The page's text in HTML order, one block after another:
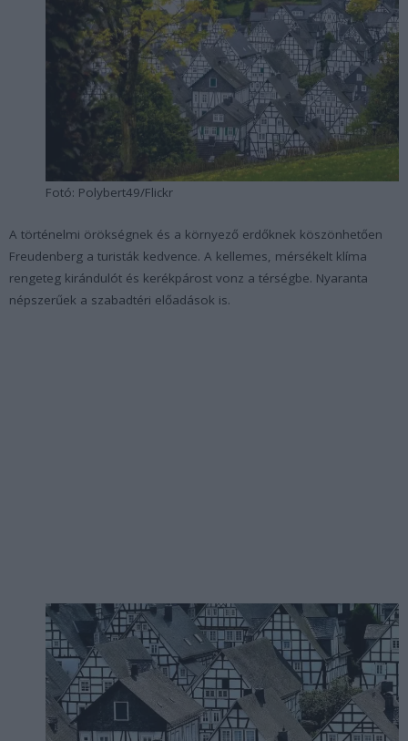
Fotó: Polybert49/Flickr
A történelmi örökségnek és a környező erdőknek köszönhetően
Freudenberg a turisták kedvence. A kellemes, mérsékelt klíma
rengeteg kirándulót és kerékpárost vonz a térségbe. Nyaranta
népszerűek a szabadtéri előadások is.